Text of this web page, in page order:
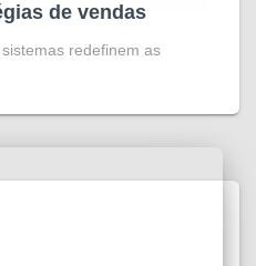
de vendas
redefinem as